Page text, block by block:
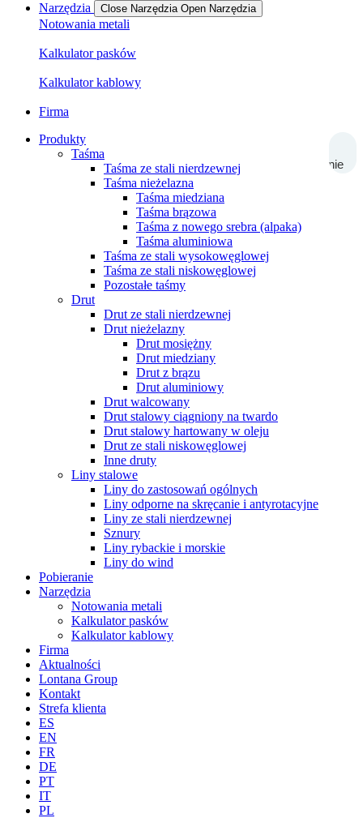
Narzędzia
Close Narzędzia Open Narzędzia
Notowania metali
Kalkulator pasków
Kalkulator kablowy
Firma
Wyszukiwanie
Produkty
Taśma
Taśma ze stali nierdzewnej
Taśma nieżelazna
Taśma miedziana
Taśma brązowa
Taśma z nowego srebra (alpaka)
Taśma aluminiowa
Taśma ze stali wysokowęglowej
Taśma ze stali niskowęglowej
Pozostałe taśmy
Drut
Drut ze stali nierdzewnej
Drut nieżelazny
Drut mosiężny
Drut miedziany
Drut z brązu
Drut aluminiowy
Drut walcowany
Drut stalowy ciągniony na twardo
Drut stalowy hartowany w oleju
Drut ze stali niskowęglowej
Inne druty
Liny stalowe
Liny do zastosowań ogólnych
Liny odporne na skręcanie i antyrotacyjne
Liny ze stali nierdzewnej
Sznury
Liny rybackie i morskie
Liny do wind
Pobieranie
Narzędzia
Notowania metali
Kalkulator pasków
Kalkulator kablowy
Firma
Aktualności
Lontana Group
Kontakt
Strefa klienta
ES
EN
FR
DE
PT
IT
PL